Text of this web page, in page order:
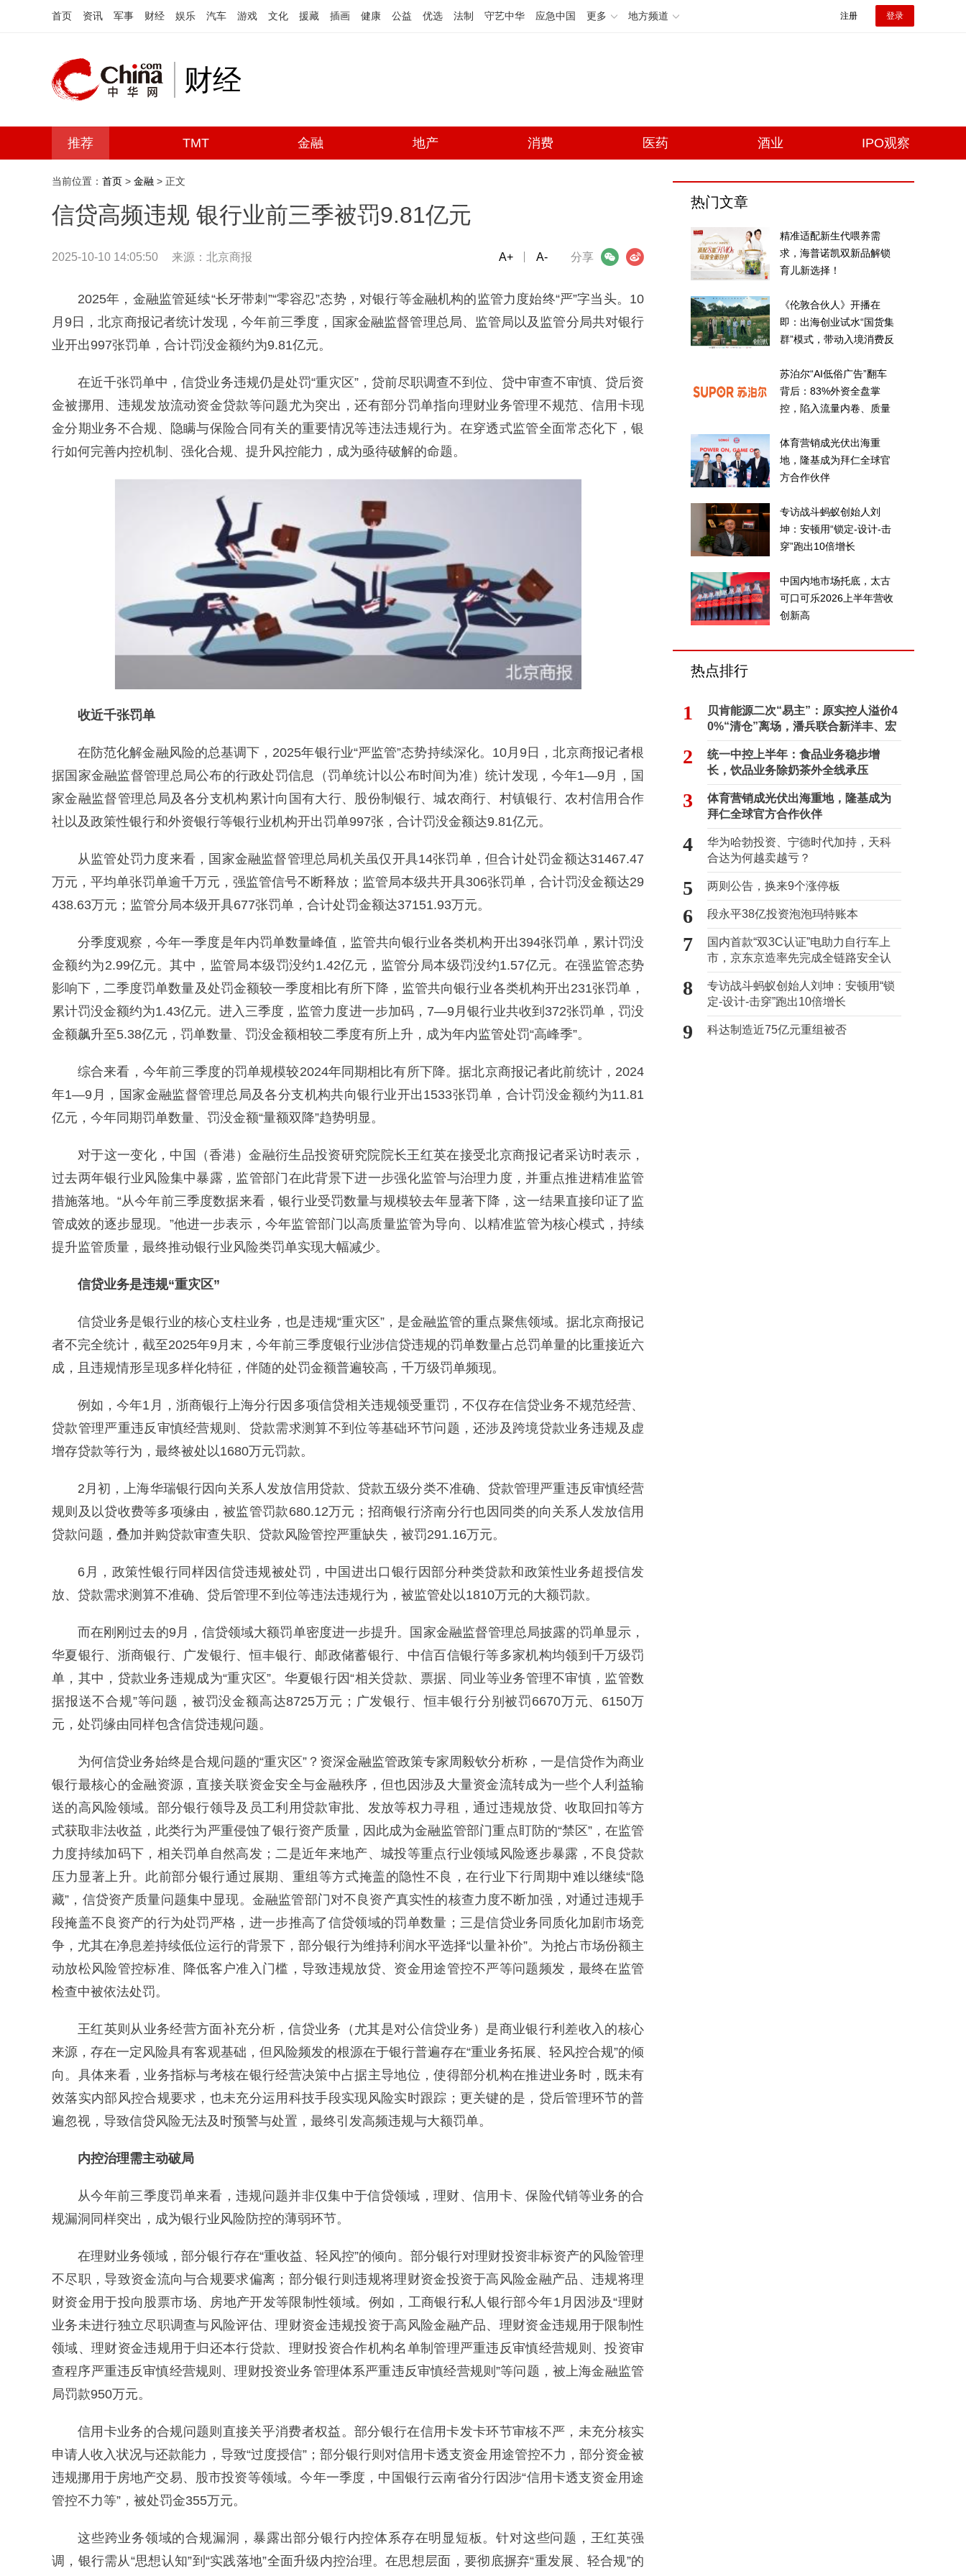
首页 资讯 军事 财经 娱乐 汽车 游戏 文化 援藏 插画 健康 公益 优选 法制 守艺中华 应急中国 更多 地方频道 注册 登录
财经
推荐 TMT 金融 地产 消费 医药 酒业 IPO观察
当前位置： 首页 > 金融 > 正文
信贷高频违规 银行业前三季被罚9.81亿元
2025-10-10 14:05:50 来源：北京商报 分享
微信 微博
A+ A-
2025年，金融监管延续“长牙带刺”“零容忍”态势，对银行等金融机构的监管力度始终“严”字当头。10
月9日，北京商报记者统计发现，今年前三季度，国家金融监督管理总局、监管局以及监管分局共对银行
业开出997张罚单，合计罚没金额约为9.81亿元。
在近千张罚单中，信贷业务违规仍是处罚“重灾区”，贷前尽职调查不到位、贷中审查不审慎、贷后资
金被挪用、违规发放流动资金贷款等问题尤为突出，还有部分罚单指向理财业务管理不规范、信用卡现
金分期业务不合规、隐瞒与保险合同有关的重要情况等违法违规行为。在穿透式监管全面常态化下，银
行如何完善内控机制、强化合规、提升风控能力，成为亟待破解的命题。
收近千张罚单
在防范化解金融风险的总基调下，2025年银行业“严监管”态势持续深化。10月9日，北京商报记者根
据国家金融监督管理总局公布的行政处罚信息（罚单统计以公布时间为准）统计发现，今年1—9月，国
家金融监督管理总局及各分支机构累计向国有大行、股份制银行、城农商行、村镇银行、农村信用合作
社以及政策性银行和外资银行等银行业机构开出罚单997张，合计罚没金额达9.81亿元。
从监管处罚力度来看，国家金融监督管理总局机关虽仅开具14张罚单，但合计处罚金额达31467.47
万元，平均单张罚单逾千万元，强监管信号不断释放；监管局本级共开具306张罚单，合计罚没金额达29
438.63万元；监管分局本级开具677张罚单，合计处罚金额达37151.93万元。
分季度观察，今年一季度是年内罚单数量峰值，监管共向银行业各类机构开出394张罚单，累计罚没
金额约为2.99亿元。其中，监管局本级罚没约1.42亿元，监管分局本级罚没约1.57亿元。在强监管态势
影响下，二季度罚单数量及处罚金额较一季度相比有所下降，监管共向银行业各类机构开出231张罚单，
累计罚没金额约为1.43亿元。进入三季度，监管力度进一步加码，7—9月银行业共收到372张罚单，罚没
金额飙升至5.38亿元，罚单数量、罚没金额相较二季度有所上升，成为年内监管处罚“高峰季”。
综合来看，今年前三季度的罚单规模较2024年同期相比有所下降。据北京商报记者此前统计，2024
年1—9月，国家金融监督管理总局及各分支机构共向银行业开出1533张罚单，合计罚没金额约为11.81
亿元，今年同期罚单数量、罚没金额“量额双降”趋势明显。
对于这一变化，中国（香港）金融衍生品投资研究院院长王红英在接受北京商报记者采访时表示，
过去两年银行业风险集中暴露，监管部门在此背景下进一步强化监管与治理力度，并重点推进精准监管
措施落地。“从今年前三季度数据来看，银行业受罚数量与规模较去年显著下降，这一结果直接印证了监
管成效的逐步显现。”他进一步表示，今年监管部门以高质量监管为导向、以精准监管为核心模式，持续
提升监管质量，最终推动银行业风险类罚单实现大幅减少。
信贷业务是违规“重灾区”
信贷业务是银行业的核心支柱业务，也是违规“重灾区”，是金融监管的重点聚焦领域。据北京商报记
者不完全统计，截至2025年9月末，今年前三季度银行业涉信贷违规的罚单数量占总罚单量的比重接近六
成，且违规情形呈现多样化特征，伴随的处罚金额普遍较高，千万级罚单频现。
例如，今年1月，浙商银行上海分行因多项信贷相关违规领受重罚，不仅存在信贷业务不规范经营、
贷款管理严重违反审慎经营规则、贷款需求测算不到位等基础环节问题，还涉及跨境贷款业务违规及虚
增存贷款等行为，最终被处以1680万元罚款。
2月初，上海华瑞银行因向关系人发放信用贷款、贷款五级分类不准确、贷款管理严重违反审慎经营
规则及以贷收费等多项缘由，被监管罚款680.12万元；招商银行济南分行也因同类的向关系人发放信用
贷款问题，叠加并购贷款审查失职、贷款风险管控严重缺失，被罚291.16万元。
6月，政策性银行同样因信贷违规被处罚，中国进出口银行因部分种类贷款和政策性业务超授信发
放、贷款需求测算不准确、贷后管理不到位等违法违规行为，被监管处以1810万元的大额罚款。
而在刚刚过去的9月，信贷领域大额罚单密度进一步提升。国家金融监督管理总局披露的罚单显示，
华夏银行、浙商银行、广发银行、恒丰银行、邮政储蓄银行、中信百信银行等多家机构均领到千万级罚
单，其中，贷款业务违规成为“重灾区”。华夏银行因“相关贷款、票据、同业等业务管理不审慎，监管数
据报送不合规”等问题，被罚没金额高达8725万元；广发银行、恒丰银行分别被罚6670万元、6150万
元，处罚缘由同样包含信贷违规问题。
为何信贷业务始终是合规问题的“重灾区”？资深金融监管政策专家周毅钦分析称，一是信贷作为商业
银行最核心的金融资源，直接关联资金安全与金融秩序，但也因涉及大量资金流转成为一些个人利益输
送的高风险领域。部分银行领导及员工利用贷款审批、发放等权力寻租，通过违规放贷、收取回扣等方
式获取非法收益，此类行为严重侵蚀了银行资产质量，因此成为金融监管部门重点盯防的“禁区”，在监管
力度持续加码下，相关罚单自然高发；二是近年来地产、城投等重点行业领域风险逐步暴露，不良贷款
压力显著上升。此前部分银行通过展期、重组等方式掩盖的隐性不良，在行业下行周期中难以继续“隐
藏”，信贷资产质量问题集中显现。金融监管部门对不良资产真实性的核查力度不断加强，对通过违规手
段掩盖不良资产的行为处罚严格，进一步推高了信贷领域的罚单数量；三是信贷业务同质化加剧市场竞
争，尤其在净息差持续低位运行的背景下，部分银行为维持利润水平选择“以量补价”。为抢占市场份额主
动放松风险管控标准、降低客户准入门槛，导致违规放贷、资金用途管控不严等问题频发，最终在监管
检查中被依法处罚。
王红英则从业务经营方面补充分析，信贷业务（尤其是对公信贷业务）是商业银行利差收入的核心
来源，存在一定风险具有客观基础，但风险频发的根源在于银行普遍存在“重业务拓展、轻风控合规”的倾
向。具体来看，业务指标与考核在银行经营决策中占据主导地位，使得部分机构在推进业务时，既未有
效落实内部风控合规要求，也未充分运用科技手段实现风险实时跟踪；更关键的是，贷后管理环节的普
遍忽视，导致信贷风险无法及时预警与处置，最终引发高频违规与大额罚单。
内控治理需主动破局
从今年前三季度罚单来看，违规问题并非仅集中于信贷领域，理财、信用卡、保险代销等业务的合
规漏洞同样突出，成为银行业风险防控的薄弱环节。
在理财业务领域，部分银行存在“重收益、轻风控”的倾向。部分银行对理财投资非标资产的风险管理
不尽职，导致资金流向与合规要求偏离；部分银行则违规将理财资金投资于高风险金融产品、违规将理
财资金用于投向股票市场、房地产开发等限制性领域。例如，工商银行私人银行部今年1月因涉及“理财
业务未进行独立尽职调查与风险评估、理财资金违规投资于高风险金融产品、理财资金违规用于限制性
领域、理财资金违规用于归还本行贷款、理财投资合作机构名单制管理严重违反审慎经营规则、投资审
查程序严重违反审慎经营规则、理财投资业务管理体系严重违反审慎经营规则”等问题，被上海金融监管
局罚款950万元。
信用卡业务的合规问题则直接关乎消费者权益。部分银行在信用卡发卡环节审核不严，未充分核实
申请人收入状况与还款能力，导致“过度授信”；部分银行则对信用卡透支资金用途管控不力，部分资金被
违规挪用于房地产交易、股市投资等领域。今年一季度，中国银行云南省分行因涉“信用卡透支资金用途
管控不力等”，被处罚金355万元。
这些跨业务领域的合规漏洞，暴露出部分银行内控体系存在明显短板。针对这些问题，王红英强
调，银行需从“思想认知”到“实践落地”全面升级内控治理。在思想层面，要彻底摒弃“重发展、轻合规”的
热门文章
精准适配新生代喂养需
求，海普诺凯双新品解锁
育儿新选择！
《伦敦合伙人》开播在
即：出海创业试水“国货集
群”模式，带动入境消费反
苏泊尔“AI低俗广告”翻车
背后：83%外资全盘掌
控，陷入流量内卷、质量
体育营销成光伏出海重
地，隆基成为拜仁全球官
方合作伙伴
专访战斗蚂蚁创始人刘
坤：安顿用“锁定-设计-击
穿”跑出10倍增长
中国内地市场托底，太古
可口可乐2026上半年营收
创新高
热点排行
1
贝肯能源二次“易主”：原实控人溢价4
0%“清仓”离场，潘兵联合新洋丰、宏
科百世拟入主
2
统一中控上半年：食品业务稳步增
长，饮品业务除奶茶外全线承压
3
体育营销成光伏出海重地，隆基成为
拜仁全球官方合作伙伴
4
华为哈勃投资、宁德时代加持，天科
合达为何越卖越亏？
5 两则公告，换来9个涨停板
6 段永平38亿投资泡泡玛特账本
7
国内首款“双3C认证”电助力自行车上
市，京东京造率先完成全链路安全认
证
8
专访战斗蚂蚁创始人刘坤：安顿用“锁
定-设计-击穿”跑出10倍增长
9 科达制造近75亿元重组被否